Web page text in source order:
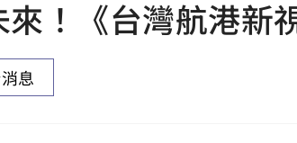
！《台灣航港新
息